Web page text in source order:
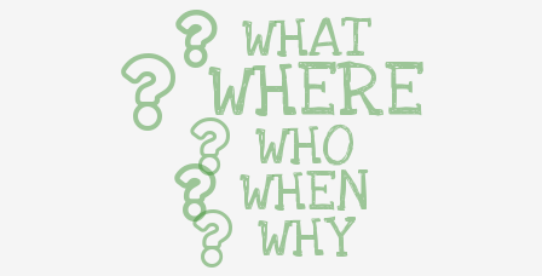
WHAT
WHERE
WHO
WHEN
WHY